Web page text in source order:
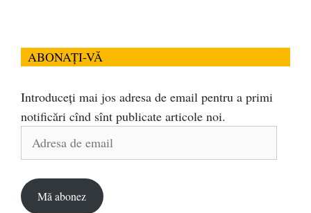
ABONAȚI-VĂ
Introduceți mai jos adresa de email pentru a primi
notificări cînd sînt publicate articole noi.
Adresa
Mă abonez